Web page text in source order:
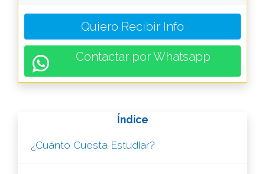
Quiero Recibir Info
Contactar por Whatsapp
Índice
¿Cuánto Cuesta Estudiar?